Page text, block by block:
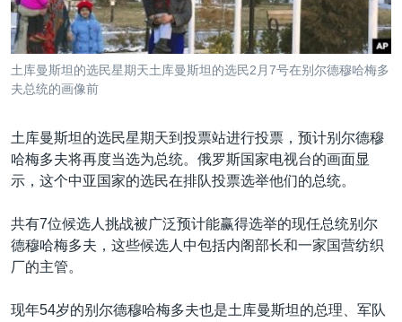
到
检
索
非洲
美洲
全球议题
军事
劳工
环境
国会报道
美中关系
美国建国250周年
美国之音专访
重要讲话与声明
南中国海争端
关注西藏
关注新疆
VOA今日焦点
中文广播
关注我们
其他语言网站
土库曼斯坦的选民星期天土库曼斯坦的选民2月7号在别尔德穆哈梅多
夫总统的画像前
土库曼斯坦的选民星期天到投票站进行投票，预计别尔德穆
哈梅多夫将再度当选为总统。俄罗斯国家电视台的画面显
示，这个中亚国家的选民在排队投票选举他们的总统。
共有7位候选人挑战被广泛预计能赢得选举的现任总统别尔
德穆哈梅多夫，这些候选人中包括内阁部长和一家国营纺织
厂的主管。
现年54岁的别尔德穆哈梅多夫也是土库曼斯坦的总理、军队